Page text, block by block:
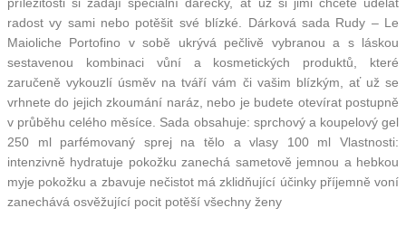
radost vy sami nebo potěšit své blízké. Dárková sada Rudy – Le
Maioliche Portofino v sobě ukrývá pečlivě vybranou a s láskou
sestavenou kombinaci vůní a kosmetických produktů, které
zaručeně vykouzlí úsměv na tváří vám či vašim blízkým, ať už se
vrhnete do jejich zkoumání naráz, nebo je budete otevírat postupně
v průběhu celého měsíce. Sada obsahuje: sprchový a koupelový gel
250 ml parfémovaný sprej na tělo a vlasy 100 ml Vlastnosti:
intenzivně hydratuje pokožku zanechá sametově jemnou a hebkou
myje pokožku a zbavuje nečistot má zklidňující účinky příjemně voní
zanechává osvěžující pocit potěší všechny ženy